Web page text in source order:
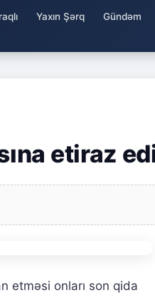
Yaxın Şərq Gündəm
etiraz
etməsi onları son qida